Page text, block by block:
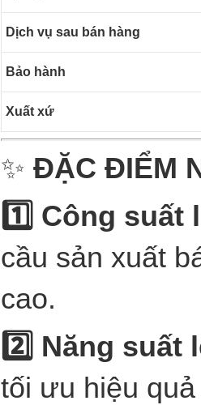
Dịch vụ sau bán hàng
Bảo hành
Xuất xứ
✨ ĐẶC ĐIỂM
1️ Công suất
cầu sản xuất
cao.
2️ Năng suất
tối ưu hiệu